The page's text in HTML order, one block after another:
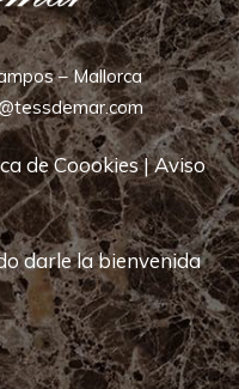
– Mallorca
de Coookies|Aviso
darle la bienvenida